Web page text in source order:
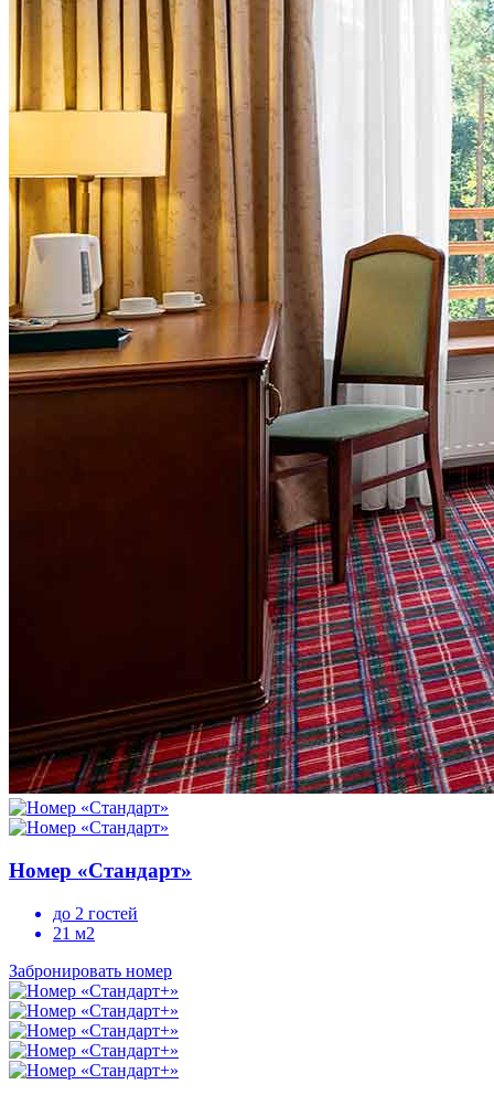
Номер «Стандарт»
до 2 гостей
21 м2
Забронировать номер